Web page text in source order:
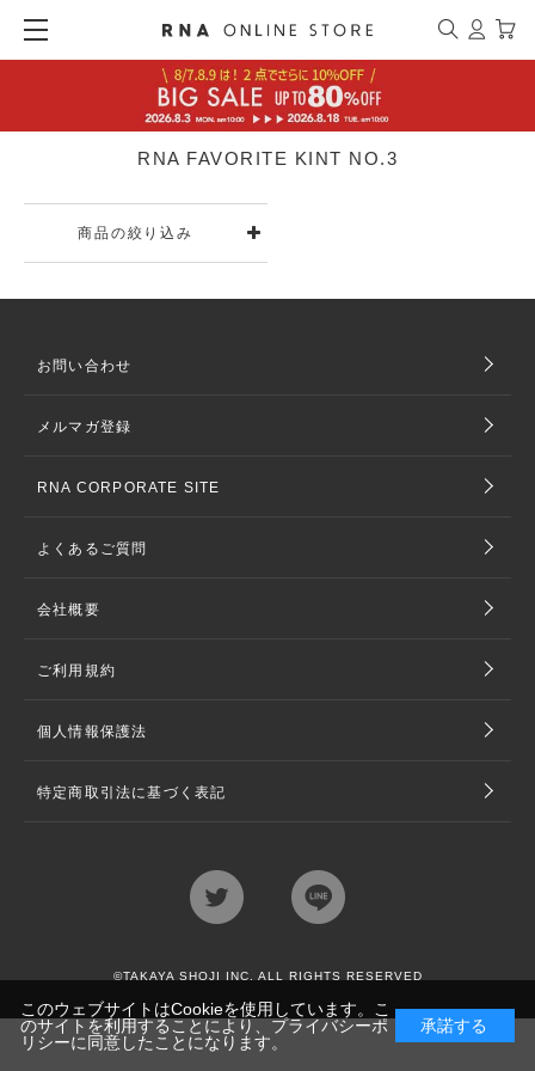
RNA FAVORITE KINT NO.3
商品の絞り込み
お問い合わせ
メルマガ登録
RNA CORPORATE SITE
よくあるご質問
会社概要
ご利用規約
個人情報保護法
特定商取引法に基づく表記
©TAKAYA SHOJI INC. ALL RIGHTS RESERVED
このウェブサイトはCookieを使用しています。こ
のサイトを利用することにより、 プライバシーポ
リシーに同意したことになります。
承諾する